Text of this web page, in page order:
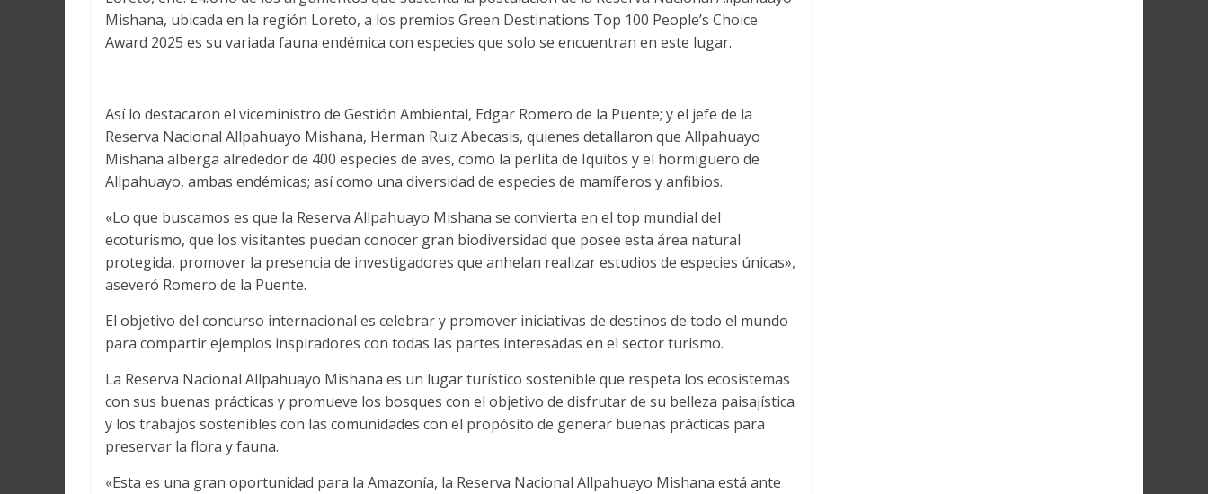
Mishana, ubicada en la región Loreto, a los premios Green Destinations Top 100 People’s Choice
Award 2025 es su variada fauna endémica con especies que solo se encuentran en este lugar.
Así lo destacaron el viceministro de Gestión Ambiental, Edgar Romero de la Puente; y el jefe de la
Reserva Nacional Allpahuayo Mishana, Herman Ruiz Abecasis, quienes detallaron que Allpahuayo
Mishana alberga alrededor de 400 especies de aves, como la perlita de Iquitos y el hormiguero de
Allpahuayo, ambas endémicas; así como una diversidad de especies de mamíferos y anfibios.
«Lo que buscamos es que la Reserva Allpahuayo Mishana se convierta en el top mundial del
ecoturismo, que los visitantes puedan conocer gran biodiversidad que posee esta área natural
protegida, promover la presencia de investigadores que anhelan realizar estudios de especies únicas»,
aseveró Romero de la Puente.
El objetivo del concurso internacional es celebrar y promover iniciativas de destinos de todo el mundo
para compartir ejemplos inspiradores con todas las partes interesadas en el sector turismo.
La Reserva Nacional Allpahuayo Mishana es un lugar turístico sostenible que respeta los ecosistemas
con sus buenas prácticas y promueve los bosques con el objetivo de disfrutar de su belleza paisajística
y los trabajos sostenibles con las comunidades con el propósito de generar buenas prácticas para
preservar la flora y fauna.
«Esta es una gran oportunidad para la Amazonía, la Reserva Nacional Allpahuayo Mishana está ante